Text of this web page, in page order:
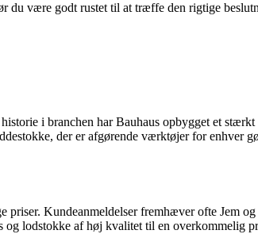
være godt rustet til at træffe den rigtige
i branchen har Bauhaus opbygget et
der er afgørende værktøjer for enhver
Kundeanmeldelser fremhæver ofte Jem
og lodstokke af høj kvalitet til en overkommelig